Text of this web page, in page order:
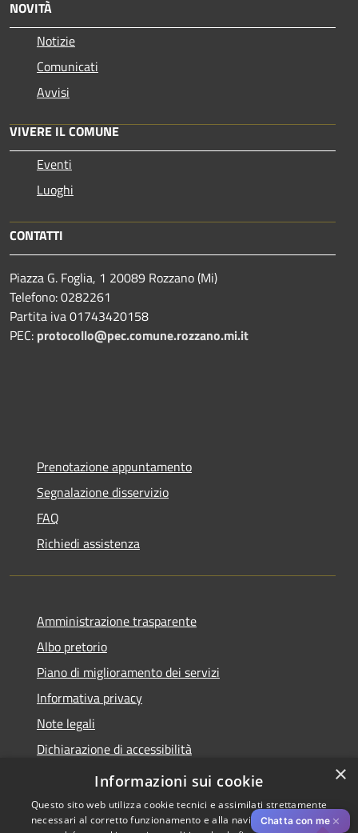
NOVITÀ
Notizie
Comunicati
Avvisi
VIVERE IL COMUNE
Eventi
Luoghi
CONTATTI
Piazza G. Foglia, 1 20089 Rozzano (Mi)
Telefono: 0282261
Partita iva 01743420158
PEC: protocollo@pec.comune.rozzano.mi.it
Prenotazione appuntamento
Segnalazione disservizio
FAQ
Richiedi assistenza
Amministrazione trasparente
Albo pretorio
Piano di miglioramento dei servizi
Informativa privacy
Note legali
Dichiarazione di accessibilità
Obiettivi di accessibilità per l'anno 2025
Chatta con me ✕
×
Informazioni sui cookie
Questo sito web utilizza cookie tecnici e assimilati strettamente
necessari al corretto funzionamento e alla navigazione del sito,